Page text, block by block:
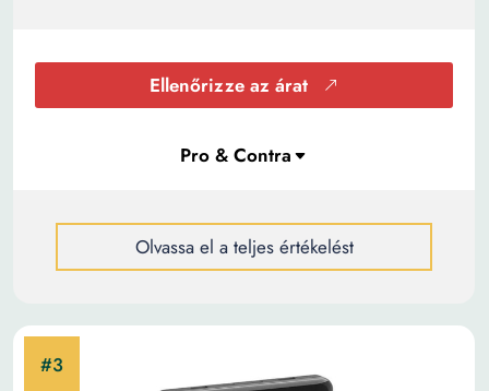
Ellenőrizze az árat
Olvassa el a teljes értékelést